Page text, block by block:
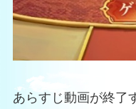
あらすじ動画が終了